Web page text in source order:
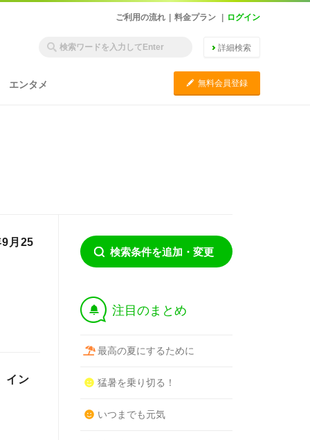
ご利用の流れ 料金プラン ログイン
詳細検索
エンタメ C 無料会員登録
月25
イン
検索条件を追加・変更
† 注目のまとめ
最高の夏にするために
猛暑を乗り切る！
いつまでも元気